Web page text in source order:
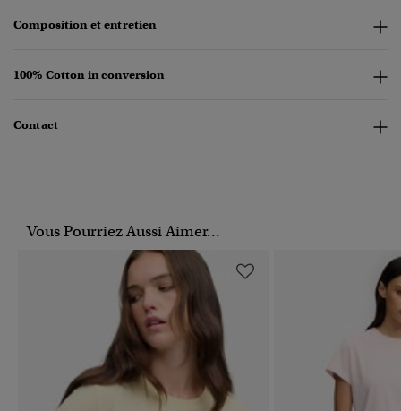
Composition et entretien
100% Cotton in conversion
Contact
Vous Pourriez Aussi Aimer...